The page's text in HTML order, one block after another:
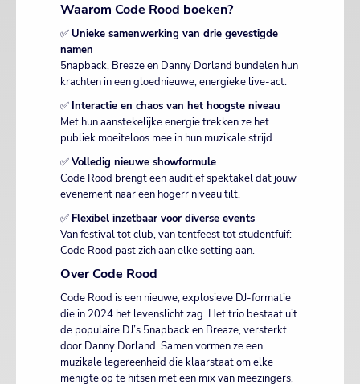
Waarom Code Rood boeken?
✅ Unieke samenwerking van drie gevestigde
namen
5napback, Breaze en Danny Dorland bundelen hun
krachten in een gloednieuwe, energieke live-act.
✅ Interactie en chaos van het hoogste niveau
Met hun aanstekelijke energie trekken ze het
publiek moeiteloos mee in hun muzikale strijd.
✅Volledig nieuwe showformule
Code Rood brengt een auditief spektakel dat jouw
evenement naar een hogerr niveau tilt.
✅ Flexibel inzetbaar voor diverse events
Van festival tot club, van tentfeest tot studentfuif:
Code Rood past zich aan elke setting aan.
Over Code Rood
Code Rood is een nieuwe, explosieve DJ-formatie
die in 2024 het levenslicht zag. Het trio bestaat uit
de populaire DJ’s 5napback en Breaze, versterkt
door Danny Dorland. Samen vormen ze een
muzikale legereenheid die klaarstaat om elke
menigte op te hitsen met een mix van meezingers,